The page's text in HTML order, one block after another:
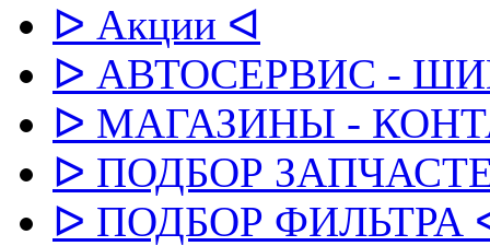
ᐅ Акции ᐊ
ᐅ АВТОСЕРВИС -
ᐅ МАГАЗИНЫ -
ᐅ ПОДБОР
ᐅ ПОДБОР ФИЛЬТРА